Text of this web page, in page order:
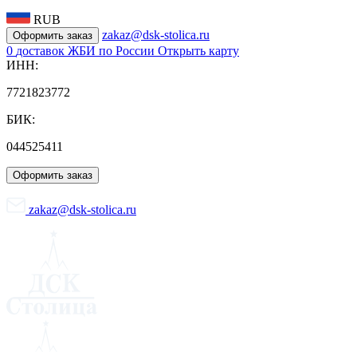
RUB
Оформить заказ
zakaz@dsk-stolica.ru
0 доставок ЖБИ по России Открыть карту
ИНН:
7721823772
БИК:
044525411
Оформить заказ
zakaz@dsk-stolica.ru